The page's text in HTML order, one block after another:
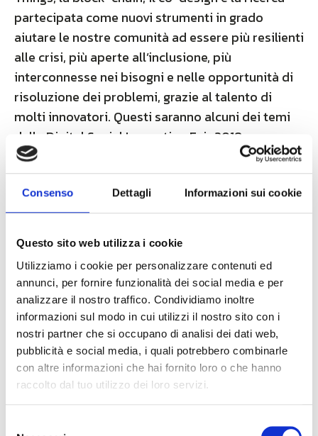
Consenso Dettagli Informazioni sui cookie
Questo sito web utilizza i cookie
Utilizziamo i cookie per personalizzare contenuti ed
annunci, per fornire funzionalità dei social media e per
analizzare il nostro traffico. Condividiamo inoltre
informazioni sul modo in cui utilizzi il nostro sito con i
nostri partner che si occupano di analisi dei dati web,
pubblicità e social media, i quali potrebbero combinarle
con altre informazioni che hai fornito loro o che hanno
raccolto dal tuo utilizzo dei loro servizi.
partecipata come nuovi strumenti in grado
aiutare le nostre comunità ad essere più resilienti
alle crisi, più aperte all’inclusione, più
interconnesse nei bisogni e nelle opportunità di
risoluzione dei problemi, grazie al talento di
molti innovatori. Questi saranno alcuni dei temi
della Digital Social Innovation Fair 2018.
L’evento è organizzato nel contesto del
Programma CAPS (Collective Awareness Platform
all’interno del programma Horizon 2020 e
Unidata, azienda che ha da sempre fatto
dell’innovazione continua il suo motto, sarà
sponsor tecnologico.
La partecipazione all’evento è gratuita, ma i posti
disponibili sono limitati, per maggiori
informazioni e per la registrazione visita il sito
www.dsifair.eu